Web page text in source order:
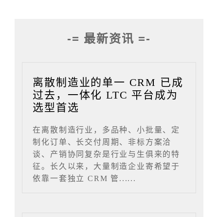
-= 最新资讯 =-
离散制造业的单一 CRM 已成
过去，一体化 LTC 平台成为
选型首选
在离散制造行业，多品种、小批量、定
制化订单、长交付周期、非标方案洽
谈、产销协同复杂是行业与生俱来的特
征。长久以来，大量制造企业寄希望于
依靠一套独立 CRM 管......